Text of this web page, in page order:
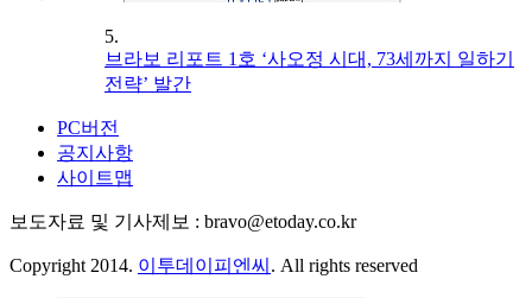
5.
브라보 리포트 1호 ‘사오정 시대, 73세까지 일하기
전략’ 발간
PC버전
공지사항
사이트맵
보도자료 및 기사제보 : bravo@etoday.co.kr
Copyright 2014. 이투데이피엔씨 . All rights reserved